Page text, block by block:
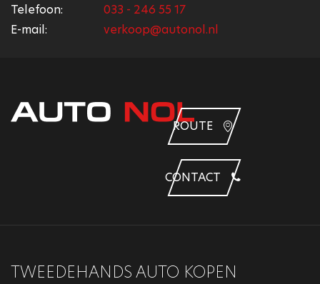
Telefoon:
033 - 246 55 17
E-mail:
verkoop@autonol.nl
ROUTE
CONTACT
TWEEDEHANDS AUTO KOPEN